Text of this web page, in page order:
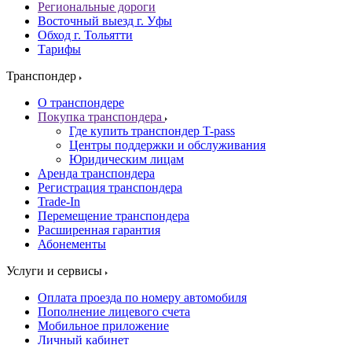
Региональные дороги
Восточный выезд г. Уфы
Обход г. Тольятти
Тарифы
Транспондер
О транспондере
Покупка транспондера
Где купить транспондер T-pass
Центры поддержки и обслуживания
Юридическим лицам
Аренда транспондера
Регистрация транспондера
Trade-In
Перемещение транспондера
Расширенная гарантия
Абонементы
Услуги и сервисы
Оплата проезда по номеру автомобиля
Пополнение лицевого счета
Мобильное приложение
Личный кабинет